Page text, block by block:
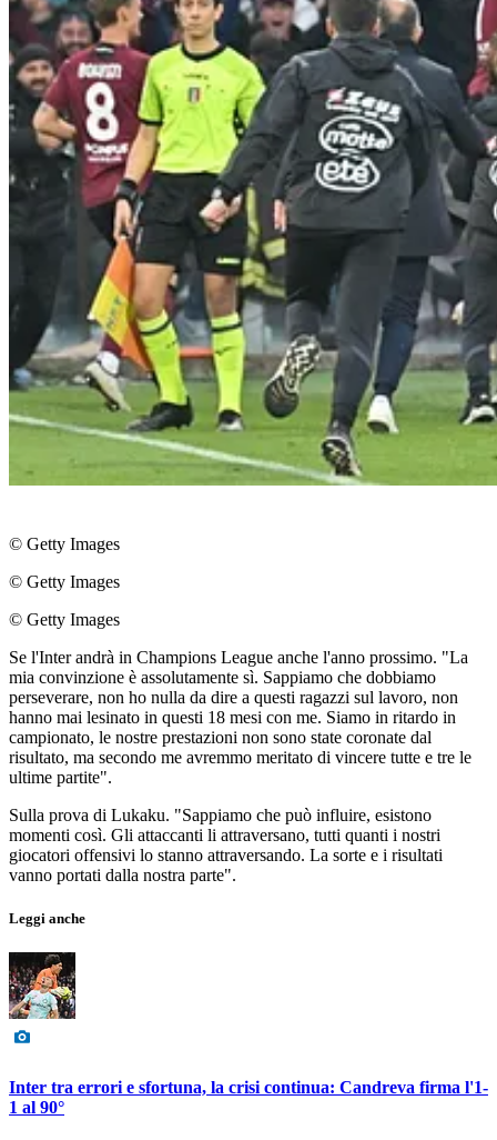
© Getty Images
© Getty Images
© Getty Images
Se l'Inter andrà in Champions League anche l'anno prossimo. "La
mia convinzione è assolutamente sì. Sappiamo che dobbiamo
perseverare, non ho nulla da dire a questi ragazzi sul lavoro, non
hanno mai lesinato in questi 18 mesi con me. Siamo in ritardo in
campionato, le nostre prestazioni non sono state coronate dal
risultato, ma secondo me avremmo meritato di vincere tutte e tre le
ultime partite".
Sulla prova di Lukaku. "Sappiamo che può influire, esistono
momenti così. Gli attaccanti li attraversano, tutti quanti i nostri
giocatori offensivi lo stanno attraversando. La sorte e i risultati
vanno portati dalla nostra parte".
Leggi anche
Inter tra errori e sfortuna, la crisi continua: Candreva firma l'1-
1 al 90°